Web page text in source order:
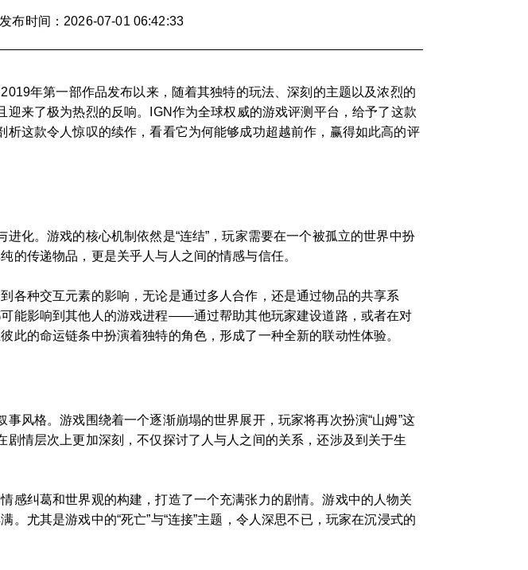
发布时间：2026-07-01 06:42:33
年第一部作品发布以来，随着其独特的玩法、深刻的主题以及浓烈的
来了极为热烈的反响。IGN作为全球权威的游戏评测平台，给予了这款
这款令人惊叹的续作，看看它为何能够成功超越前作，赢得如此高的评
化。游戏的核心机制依然是“连结”，玩家需要在一个被孤立的世界中扮
的传递物品，更是关乎人与人之间的情感与信任。
各种交互元素的影响，无论是通过多人合作，还是通过物品的共享系
能影响到其他人的游戏进程——通过帮助其他玩家建设道路，或者在对
的命运链条中扮演着独特的角色，形成了一种全新的联动性体验。
风格。游戏围绕着一个逐渐崩塌的世界展开，玩家将再次扮演“山姆”这
情层次上更加深刻，不仅探讨了人与人之间的关系，还涉及到关于生
感纠葛和世界观的构建，打造了一个充满张力的剧情。游戏中的人物关
尤其是游戏中的“死亡”与“连接”主题，令人深思不已，玩家在沉浸式的